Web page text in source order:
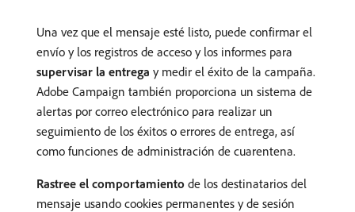
Una vez que el mensaje esté listo, puede confirmar el
envío y los registros de acceso y los informes para
supervisar la entrega y medir el éxito de la campaña.
Adobe Campaign también proporciona un sistema de
alertas por correo electrónico para realizar un
seguimiento de los éxitos o errores de entrega, así
como funciones de administración de cuarentena.
Rastree el comportamiento de los destinatarios del
mensaje usando cookies permanentes y de sesión